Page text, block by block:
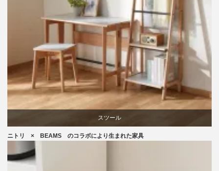
スツール
ニトリ × BEAMS のコラボにより生まれた家具